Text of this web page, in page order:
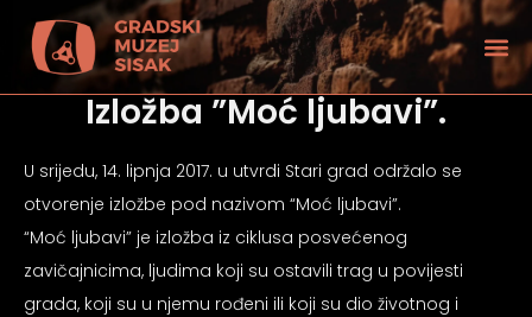
Izložba ”Moć ljubavi”.
U srijedu, 14. lipnja 2017. u utvrdi Stari grad održalo se
otvorenje izložbe pod nazivom “Moć ljubavi”.
“Moć ljubavi” je izložba iz ciklusa posvećenog
zavičajnicima, ljudima koji su ostavili trag u povijesti
grada, koji su u njemu rođeni ili koji su dio životnog i